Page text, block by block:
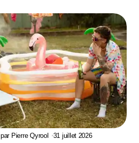
par Pierre Qyrool 31 juillet 2026